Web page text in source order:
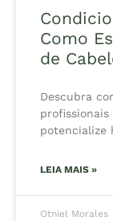
Como
de
Descubra
potencialize
LEIA MAIS »
Otniel Morales